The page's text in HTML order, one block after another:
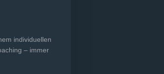
individuellen
– immer